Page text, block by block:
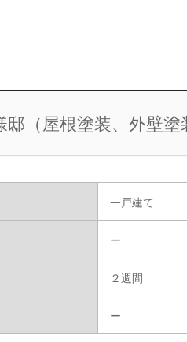
邸（屋根塗装、外壁塗
一戸建て
ー
２週間
ー